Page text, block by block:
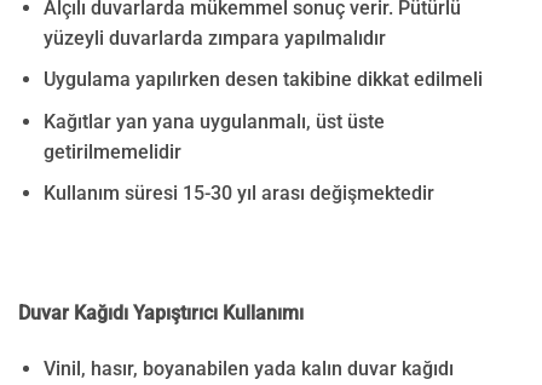
Alçılı duvarlarda mükemmel sonuç verir. Pütürlü
yüzeyli duvarlarda zımpara yapılmalıdır
Uygulama yapılırken desen takibine dikkat edilmeli
Kağıtlar yan yana uygulanmalı, üst üste
getirilmemelidir
Kullanım süresi 15-30 yıl arası değişmektedir
Duvar Kağıdı Yapıştırıcı Kullanımı
Vinil, hasır, boyanabilen yada kalın duvar kağıdı